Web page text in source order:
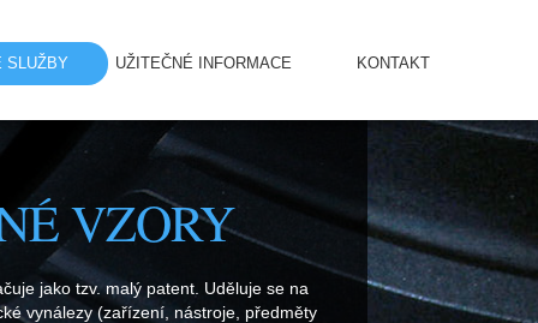
SLUŽBY UŽITEČNÉ INFORMACE KONTAKT
VZORY
jako tzv. malý patent. Uděluje se na
vynálezy (zařízení, nástroje, předměty